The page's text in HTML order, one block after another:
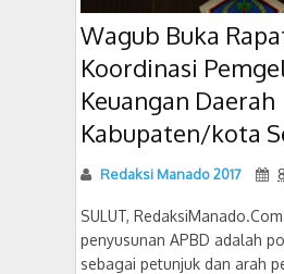
Wagub Buka
Koordinasi
Keuangan Daerah
Kabupaten/kota
Redaksi Manado 2017
SULUT,
penyusunan APBD adalah
sebagai petunjuk dan arah